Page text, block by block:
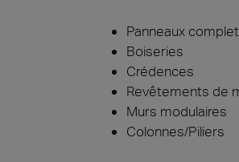
Panneaux
Boiseries
Crédences
Revêtements de
Murs modulaires
Colonnes/Piliers